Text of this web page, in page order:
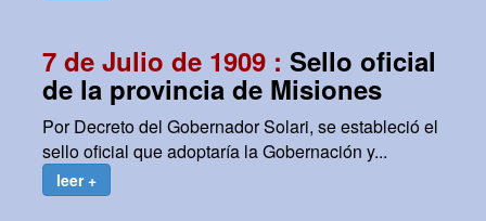
7 de Julio de 1909 : Sello oficial
de la provincia de Misiones
Por Decreto del Gobernador Solari, se estableció el
sello oficial que adoptaría la Gobernación y...
leer +